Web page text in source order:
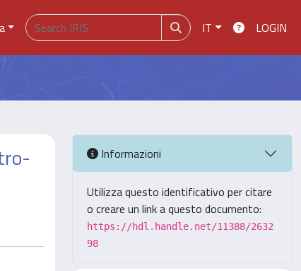
IT LOGIN
Informazioni
Utilizza questo identificativo per citare
o creare un link a questo documento:
https://hdl.handle.net/11388/2632
98